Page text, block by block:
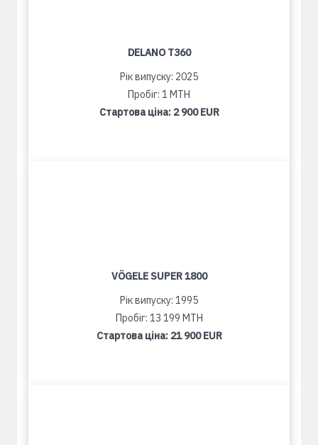
DELANO T360
Рік випуску: 2025
Пробіг: 1 MTH
Стартова ціна: 2 900 EUR
VÖGELE SUPER 1800
Рік випуску: 1995
Пробіг: 13 199 MTH
Стартова ціна: 21 900 EUR